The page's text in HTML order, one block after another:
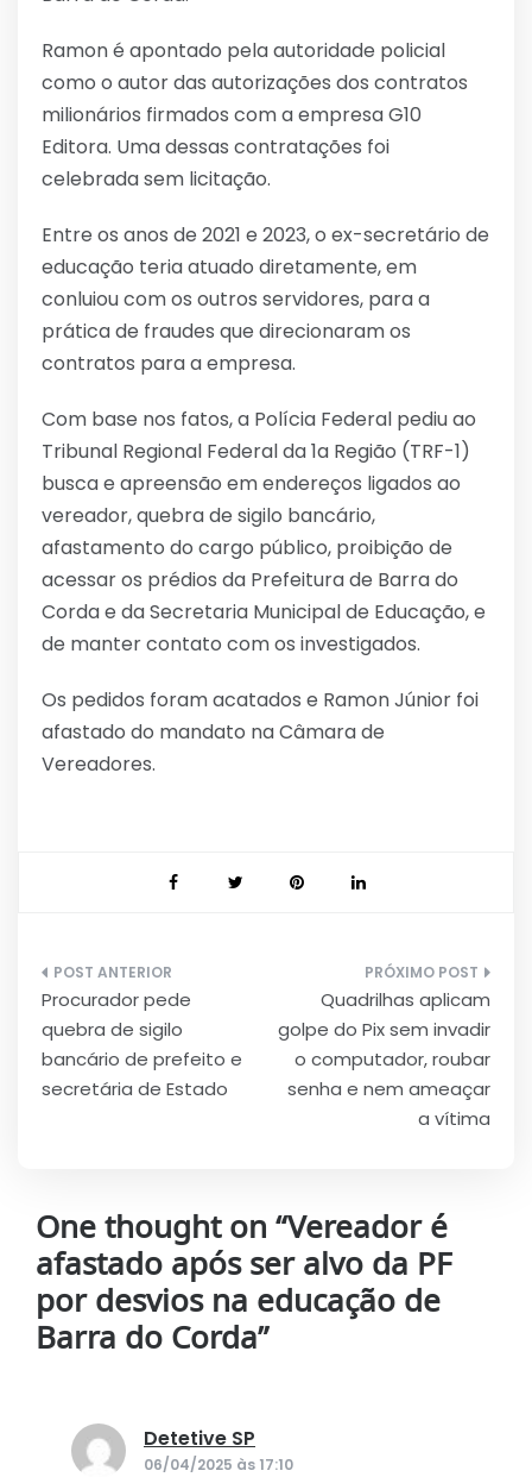
Ramon é apontado pela autoridade policial
como o autor das autorizações dos contratos
milionários firmados com a empresa G10
Editora. Uma dessas contratações foi
celebrada sem licitação.
Entre os anos de 2021 e 2023, o ex-secretário de
educação teria atuado diretamente, em
conluiou com os outros servidores, para a
prática de fraudes que direcionaram os
contratos para a empresa.
Com base nos fatos, a Polícia Federal pediu ao
Tribunal Regional Federal da 1a Região (TRF-1)
busca e apreensão em endereços ligados ao
vereador, quebra de sigilo bancário,
afastamento do cargo público, proibição de
acessar os prédios da Prefeitura de Barra do
Corda e da Secretaria Municipal de Educação, e
de manter contato com os investigados.
Os pedidos foram acatados e Ramon Júnior foi
afastado do mandato na Câmara de
Vereadores.
Navegação
de
Post
Procurador pede
quebra de sigilo
bancário de prefeito e
secretária de Estado
Quadrilhas aplicam
golpe do Pix sem invadir
o computador, roubar
senha e nem ameaçar
a vítima
One thought on “Vereador é
afastado após ser alvo da PF
por desvios na educação de
Barra do Corda”
Detetive SP
06/04/2025 às 17:10